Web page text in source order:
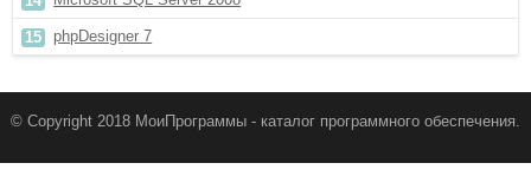
phpDesigner 7
© Copyright 2018 МоиПрограммы - каталог программного обеспечения.